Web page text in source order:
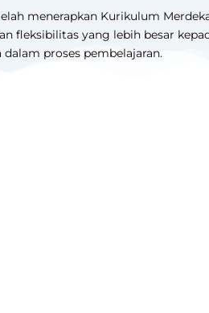
menerapkan Kurikulum
fleksibilitas yang lebih besar
proses pembelajaran.